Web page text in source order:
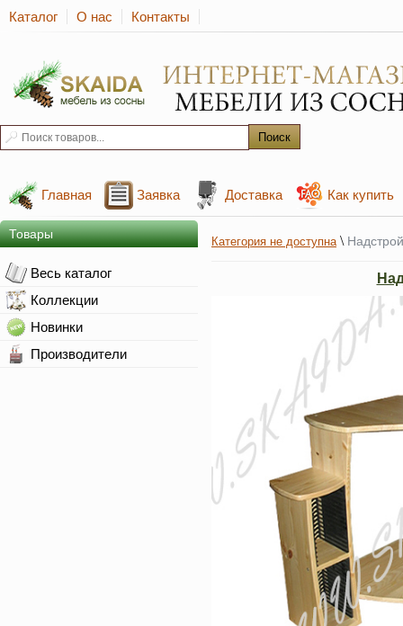
Каталог О нас Контакты
Главная Заявка Доставка Как купить
Товары
Весь каталог
Коллекции
Новинки
Производители
Категория не доступна \